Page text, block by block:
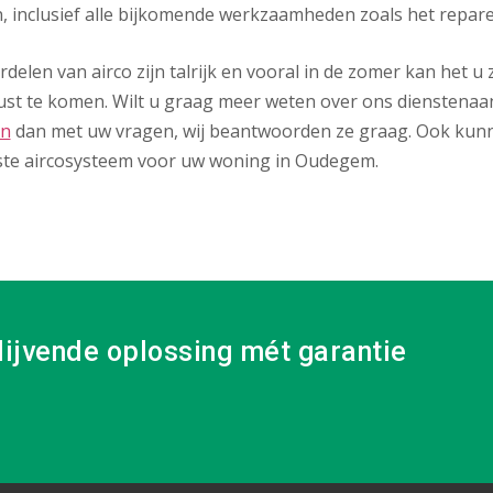
inclusief alle bijkomende werkzaamheden zoals het
van airco zijn talrijk en vooral in de zomer kan het
te komen. Wilt u graag meer weten over ons
dan met uw vragen, wij beantwoorden ze graag. Ook
aircosysteem voor uw woning in Oudegem.
oplossing mét garantie